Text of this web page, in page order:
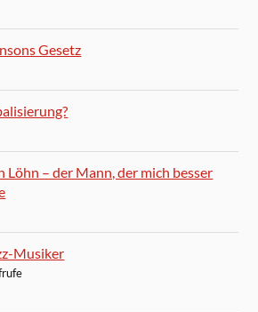
Gesetz
Löhn – der Mann, der mich besser
Musiker